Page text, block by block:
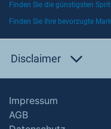
Finden Sie die günstigsten
Finden Sie Ihre bevorzugte
Disclaimer
Impressum
AGB